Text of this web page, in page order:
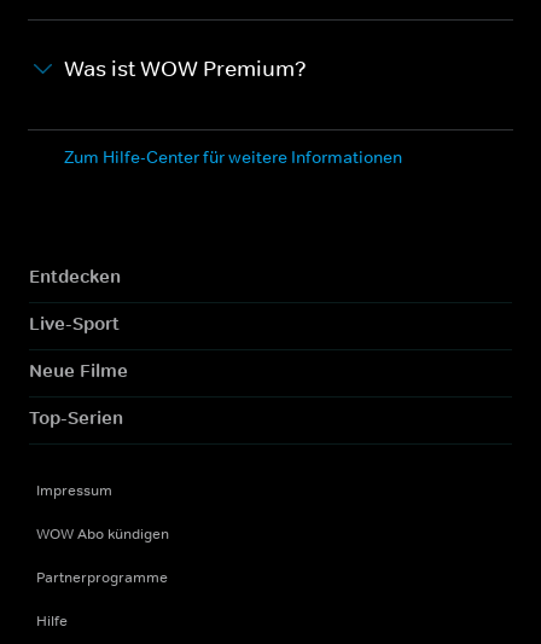
Was ist WOW Premium?
Zum Hilfe-Center für weitere Informationen
Entdecken
Live-Sport
Neue Filme
Top-Serien
Impressum
WOW Abo kündigen
Partnerprogramme
Hilfe